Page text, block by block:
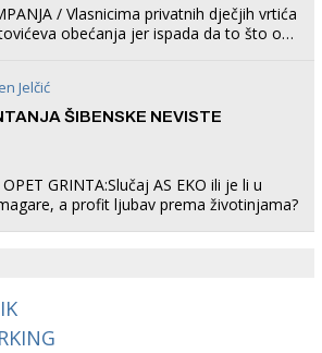
/ Vlasnicima privatnih dječjih vrtića
obećanja jer ispada da to što oni
Jelčić
ŠIBENSKE NEVISTE
GRINTA:Slučaj AS EKO ili je li u
a profit ljubav prema životinjama?